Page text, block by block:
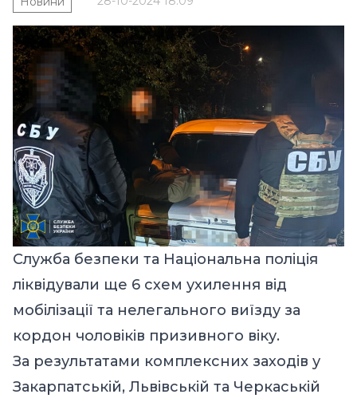
Служба безпеки та Національна поліція
ліквідували ще 6 схем ухилення від
мобілізації та нелегального виїзду за
кордон чоловіків призивного віку.
За результатами комплексних заходів у
Закарпатській, Львівській та Черкаській